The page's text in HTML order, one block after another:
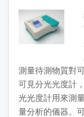
測量待測物質對
可見分光光度計
光光度計用來測
量分析的儀器。